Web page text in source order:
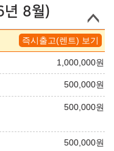
년 8월)
즉시출고(렌트) 보기
1,000,000원
500,000원
500,000원
500,000원